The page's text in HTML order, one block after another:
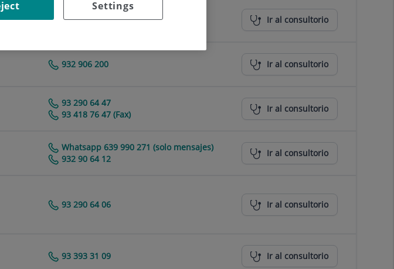
93 393 31 09 Ir al consultorio
932 906 200 Ir al consultorio
93 290 64 47
93 418 76 47 (Fax)
Ir al consultorio
Whatsapp 639 990 271 (solo mensajes)
932 90 64 12
Ir al consultorio
93 290 64 06 Ir al consultorio
93 393 31 09 Ir al consultorio
Settings